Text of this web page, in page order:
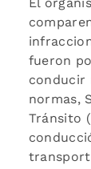
fueron
conducir
normas,
Tránsito